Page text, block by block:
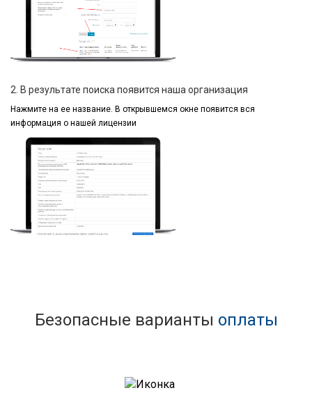
2. В результате поиска появится наша организация
Нажмите на ее название. В открывшемся окне появится вся
информация о нашей лицензии
Безопасные варианты оплаты